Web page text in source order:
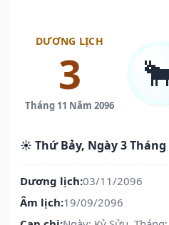
DƯƠNG LỊCH
3
Tháng 11 Năm 2096
☀️ Thứ Bảy, Ngày 3 Tháng
Dương lịch:03/11/2096
Âm lịch:19/09/2096